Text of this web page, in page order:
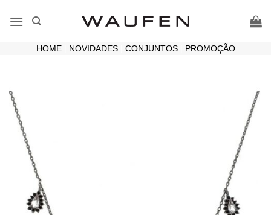
HOME| NOVIDADES| CONJUNTOS| PROMOÇÃO